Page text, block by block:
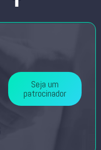
Seja um
patrocinador